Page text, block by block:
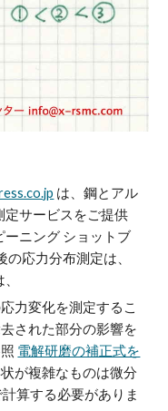
は、鋼とアル
定サービスをご提供
ーニング ショットブ
応力分布測定は、
力変化を測定するこ
された部分の影響を
電解研磨の補正式を
が複雑なものは微分
算する必要がありま